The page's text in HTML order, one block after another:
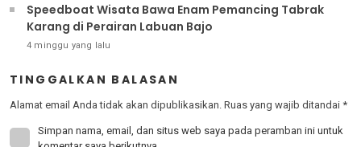
Speedboat Wisata Bawa Enam Pemancing Tabrak
Karang di Perairan Labuan Bajo
4 minggu yang lalu
TINGGALKAN BALASAN
Alamat email Anda tidak akan dipublikasikan. Ruas yang wajib ditandai *
Simpan nama, email, dan situs web saya pada peramban ini untuk